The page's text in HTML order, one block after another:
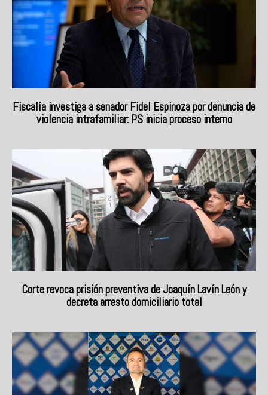
Fiscalía investiga a senador Fidel Espinoza por denuncia de
violencia intrafamiliar: PS inicia proceso interno
Corte revoca prisión preventiva de Joaquín Lavín León y
decreta arresto domiciliario total